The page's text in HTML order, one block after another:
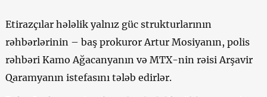
Etirazçılar hələlik yalnız güc strukturlarının
rəhbərlərinin – baş prokuror Artur Mosiyanın, polis
rəhbəri Kamo Ağacanyanın və MTX-nin rəisi Arşavir
Qaramyanın istefasını tələb edirlər.